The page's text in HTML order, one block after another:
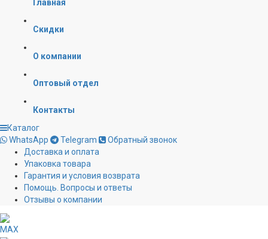
Главная
Скидки
О компании
Оптовый отдел
Контакты
Каталог
WhatsApp
Telegram
Обратный звонок
Доставка и оплата
Упаковка товара
Гарантия и условия возврата
Помощь. Вопросы и ответы
Отзывы о компании
MAX